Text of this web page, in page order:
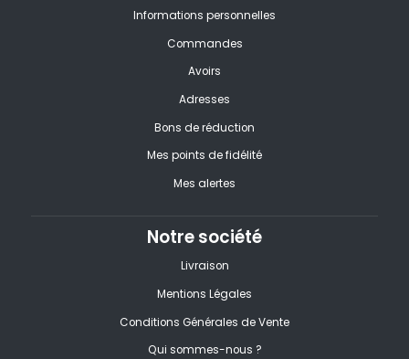
Informations personnelles
Commandes
Avoirs
Adresses
Bons de réduction
Mes points de fidélité
Mes alertes
Notre société
Livraison
Mentions Légales
Conditions Générales de Vente
Qui sommes-nous ?